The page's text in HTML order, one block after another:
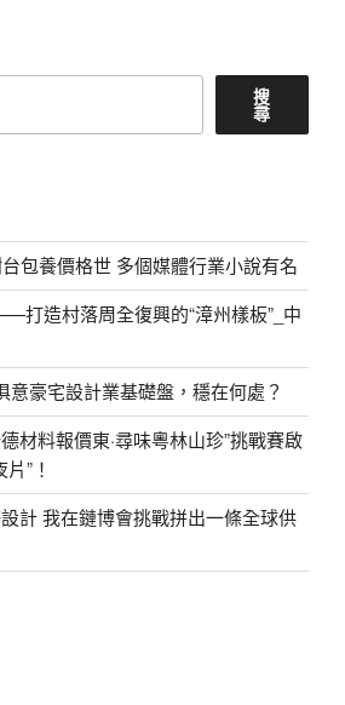
搜
尋
包養價格世 多個媒體行業小說有名
打造村落周全復興的“漳州樣板”_中
意豪宅設計業基礎盤，穩在何處？
材料報價東·尋味粵林山珍”挑戰賽啟
”！
計 我在鏈博會挑戰拼出一條全球供